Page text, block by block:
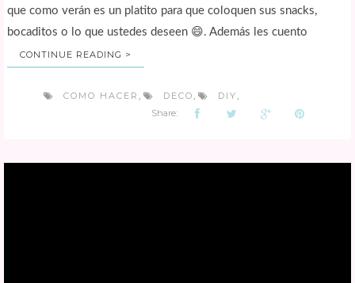
que como verán es un platito para que coloquen sus snacks,
bocaditos o lo que ustedes deseen 😄. Además les cuento
CONTINUE READING >
COMO HACER DECO DIY
Share: